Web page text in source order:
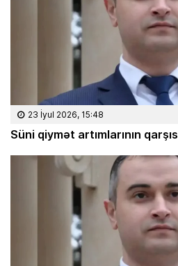
23 İyul 2026, 15:48
Süni qiymət artımlarının